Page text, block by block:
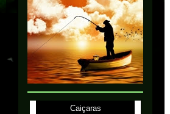
Caiçaras